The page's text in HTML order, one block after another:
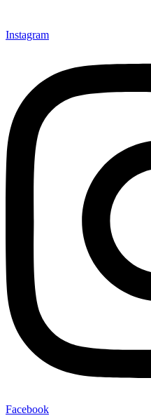
Instagram
Facebook